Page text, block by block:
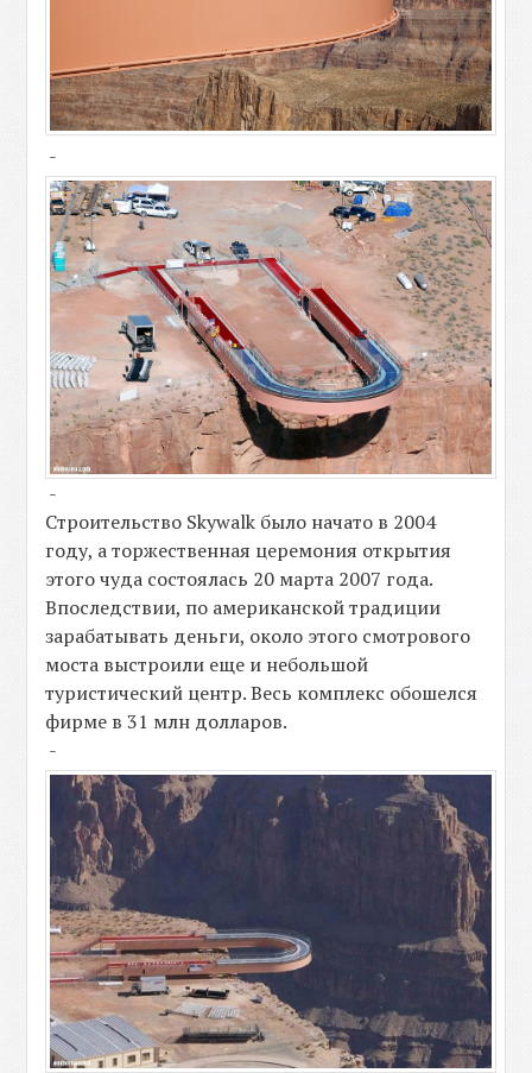
-
-
Строительство Skywalk было начато в 2004
году, а торжественная церемония открытия
этого чуда состоялась 20 марта 2007 года.
Впоследствии, по американской традиции
зарабатывать деньги, около этого смотрового
моста выстроили еще и небольшой
туристический центр. Весь комплекс обошелся
фирме в 31 млн долларов.
-